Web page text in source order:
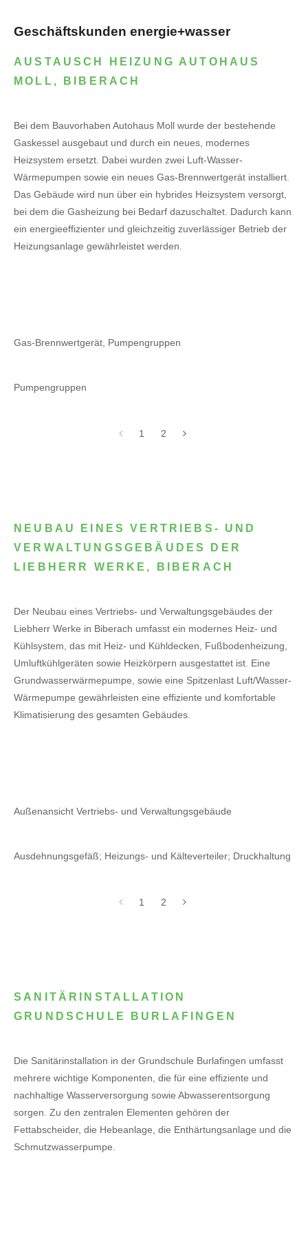
Geschäftskunden energie+wasser
AUSTAUSCH HEIZUNG AUTOHAUS
MOLL, BIBERACH
Bei dem Bauvorhaben Autohaus Moll wurde der bestehende
Gaskessel ausgebaut und durch ein neues, modernes
Heizsystem ersetzt. Dabei wurden zwei Luft-Wasser-
Wärmepumpen sowie ein neues Gas-Brennwertgerät installiert.
Das Gebäude wird nun über ein hybrides Heizsystem versorgt,
bei dem die Gasheizung bei Bedarf dazuschaltet. Dadurch kann
ein energieeffizienter und gleichzeitig zuverlässiger Betrieb der
Heizungsanlage gewährleistet werden.
Gas-Brennwertgerät, Pumpengruppen
Pumpengruppen
1 2
NEUBAU EINES VERTRIEBS- UND
VERWALTUNGSGEBÄUDES DER
LIEBHERR WERKE, BIBERACH
Der Neubau eines Vertriebs- und Verwaltungsgebäudes der
Liebherr Werke in Biberach umfasst ein modernes Heiz- und
Kühlsystem, das mit Heiz- und Kühldecken, Fußbodenheizung,
Umluftkühlgeräten sowie Heizkörpern ausgestattet ist. Eine
Grundwasserwärmepumpe, sowie eine Spitzenlast Luft/Wasser-
Wärmepumpe gewährleisten eine effiziente und komfortable
Klimatisierung des gesamten Gebäudes.
Außenansicht Vertriebs- und Verwaltungsgebäude
Ausdehnungsgefäß; Heizungs- und Kälteverteiler; Druckhaltung
1 2
SANITÄRINSTALLATION
GRUNDSCHULE BURLAFINGEN
Die Sanitärinstallation in der Grundschule Burlafingen umfasst
mehrere wichtige Komponenten, die für eine effiziente und
nachhaltige Wasserversorgung sowie Abwasserentsorgung
sorgen. Zu den zentralen Elementen gehören der
Fettabscheider, die Hebeanlage, die Enthärtungsanlage und die
Schmutzwasserpumpe.